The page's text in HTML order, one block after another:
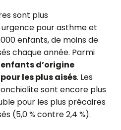
sont plus
pour asthme et
enfants, de moins de
chaque année. Parmi
d’origine
les plus aisés. Les
sont encore plus
pour les plus précaires
(5,0 % contre 2,4 %).